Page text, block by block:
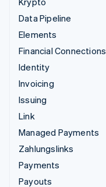
Data Pipeline
Elements
Financial Connections
Identity
Invoicing
Issuing
Link
Managed Payments
Zahlungslinks
Payments
Payouts